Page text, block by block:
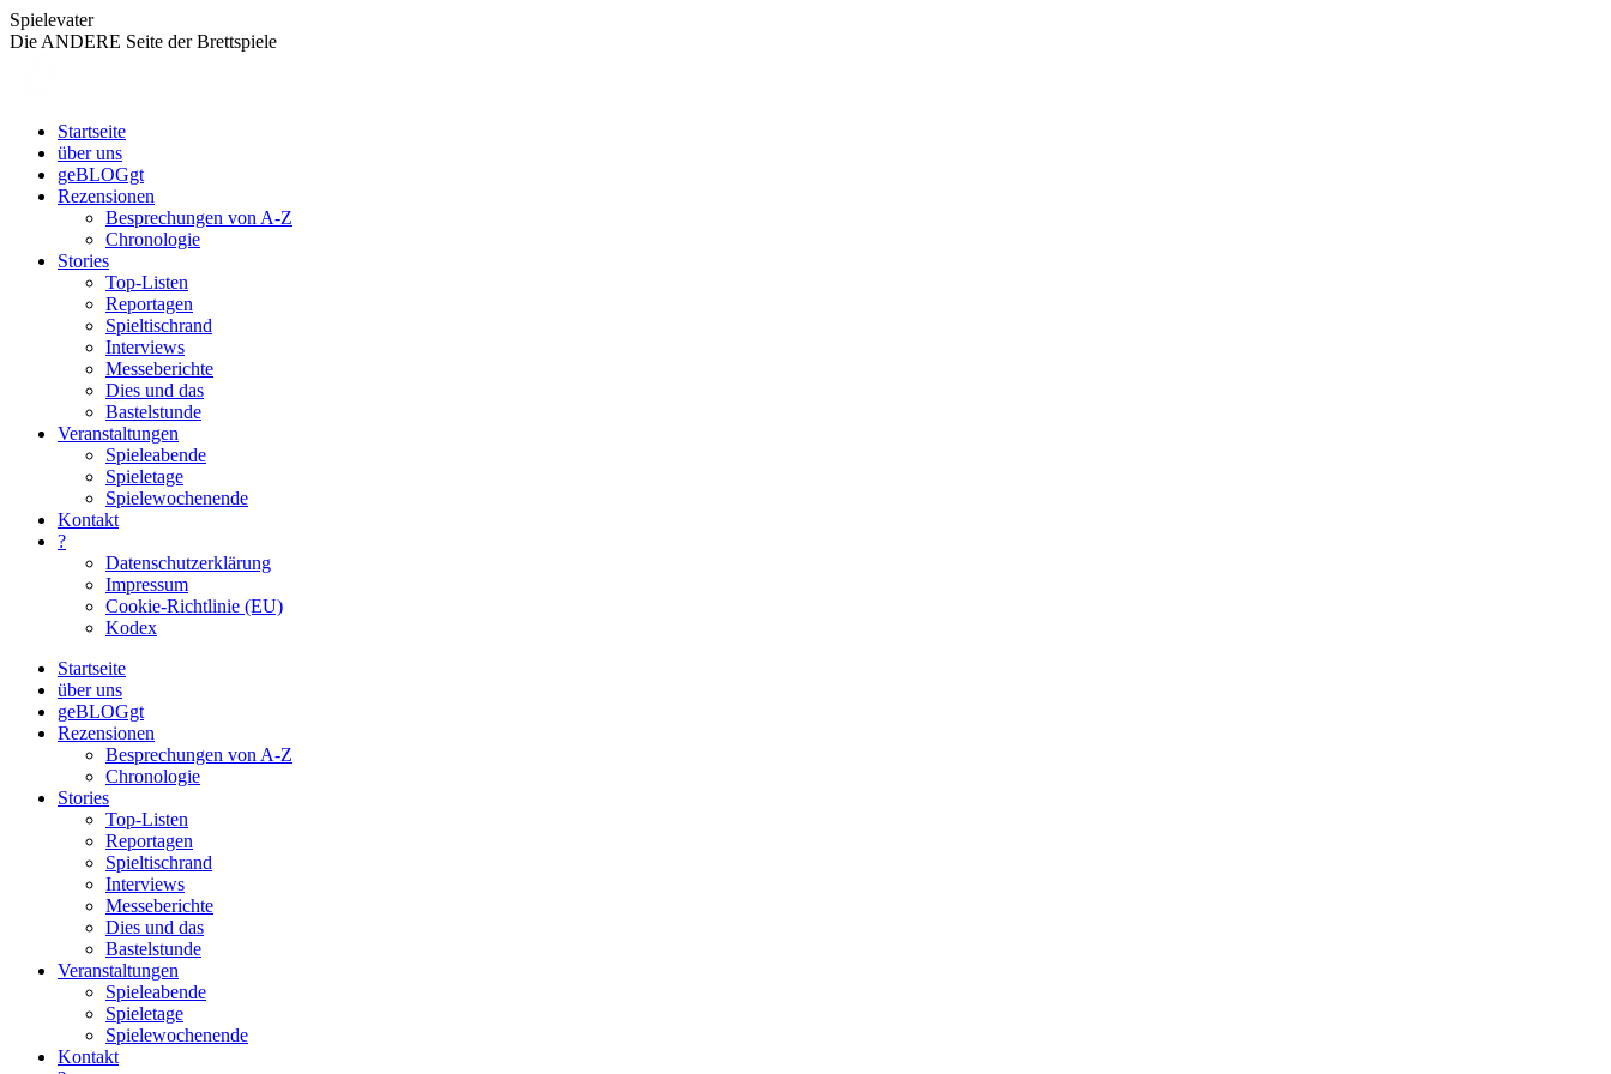
Zum
Inhalt
Spielevater
Die ANDERE Seite der Brettspiele
Startseite
über uns
geBLOGgt
Rezensionen
Besprechungen von A-Z
Chronologie
Stories
Top-Listen
Reportagen
Spieltischrand
Interviews
Messeberichte
Dies und das
Bastelstunde
Veranstaltungen
Spieleabende
Spieletage
Spielewochenende
Kontakt
?
Datenschutzerklärung
Impressum
Cookie-Richtlinie (EU)
Kodex
Startseite
über uns
geBLOGgt
Rezensionen
Besprechungen von A-Z
Chronologie
Stories
Top-Listen
Reportagen
Spieltischrand
Interviews
Messeberichte
Dies und das
Bastelstunde
Veranstaltungen
Spieleabende
Spieletage
Spielewochenende
Kontakt